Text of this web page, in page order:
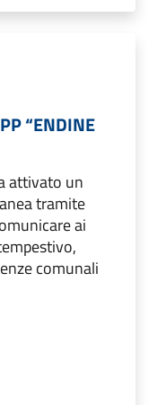
“ENDINE
attivato un
tramite
ai
comunali